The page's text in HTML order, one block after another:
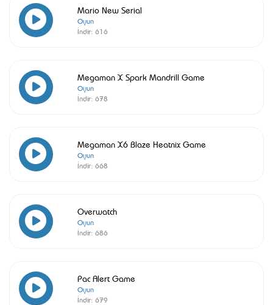
Mario New Serial
Oyun
İndir: 616
Megaman X Spark Mandrill Game
Oyun
İndir: 678
Megaman X6 Blaze Heatnix Game
Oyun
İndir: 668
Overwatch
Oyun
İndir: 686
Pac Alert Game
Oyun
İndir: 679